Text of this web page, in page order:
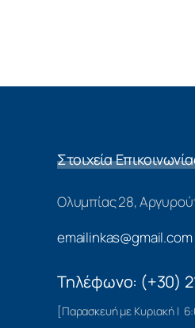
Στοιχεία
Ολυμπίας 28,
emailinkas@gmail.com
Τηλέφωνο: (+30)
[Παρασκευή με Κυριακή |